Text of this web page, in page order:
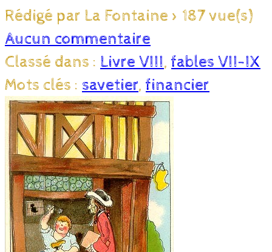
Rédigé par La Fontaine > 187 vue(s)
Aucun commentaire
Classé dans : Livre VIII, fables VII-IX
Mots clés : savetier, financier